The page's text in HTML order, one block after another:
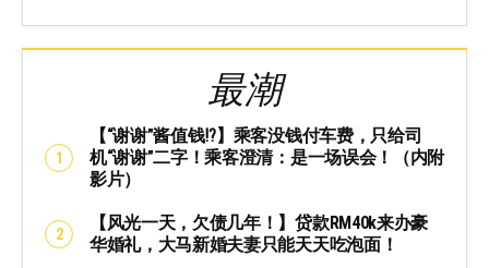
最潮
【“谢谢”酱值钱⁉️】乘客没钱付车费，只给司
机“谢谢”二字！乘客澄清：是一场误会！（内附
影片）
【风光一天，欠债几年！】贷款RM40k来办豪
华婚礼，大马新婚夫妻只能天天吃泡面！